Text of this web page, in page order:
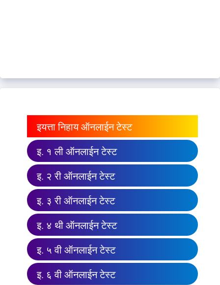
इयत्ता निहाय ऑनलाईन टेस्ट
इ. १ ली ऑनलाईन टेस्ट
इ. २ री ऑनलाईन टेस्ट
इ. ३ री ऑनलाईन टेस्ट
इ. ४ थी ऑनलाईन टेस्ट
इ. ५ वी ऑनलाईन टेस्ट
इ. ६ वी ऑनलाईन टेस्ट